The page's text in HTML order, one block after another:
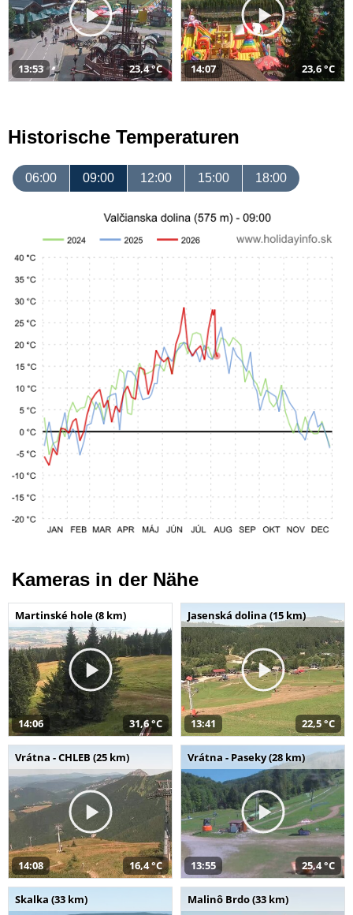
13:53 23,4 °C 14:07 23,6 °C
Historische Temperaturen
06:00 09:00 12:00 15:00 18:00
Kameras in der Nähe
Martinské hole (8 km)
14:06 31,6 °C
Jasenská dolina (15 km)
13:41 22,5 °C
Vrátna - CHLEB (25 km)
14:08 16,4 °C
Vrátna - Paseky (28 km)
13:55 25,4 °C
Skalka (33 km) Malinô Brdo (33 km)